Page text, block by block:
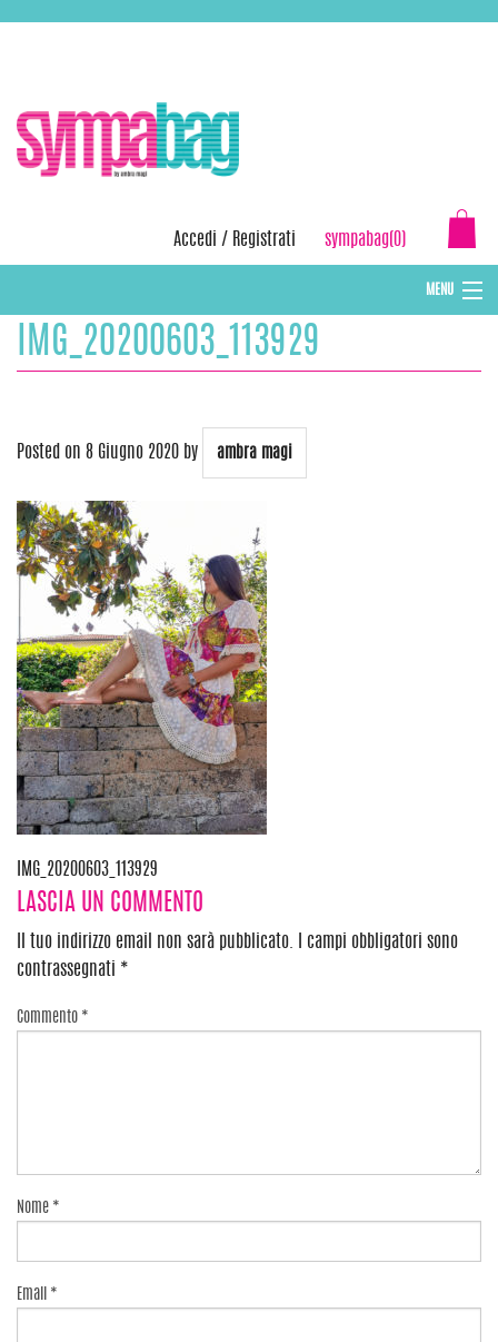
Accedi / Registrati sympabag(0)
MENU
CAPPELLI INVERNALI DONNA
IMG_20200603_113929
Posted on 8 Giugno 2020 by ambra magi
Navigazione
articoli
IMG_20200603_113929
LASCIA UN COMMENTO
Il tuo indirizzo email non sarà pubblicato.
I campi obbligatori sono
contrassegnati *
Commento *
Nome *
Email *